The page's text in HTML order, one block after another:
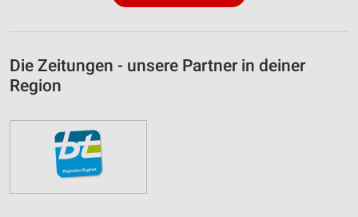
Die Zeitungen - unsere Partner in deiner
Region